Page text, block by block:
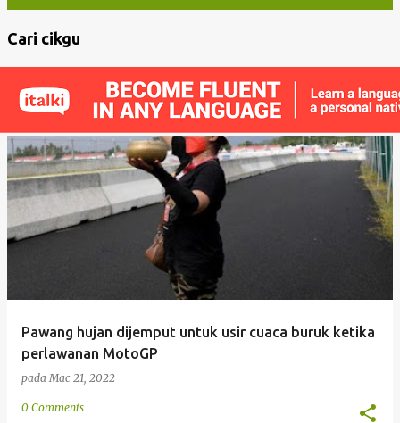
a
t
a
n
Cari cikgu
Pawang hujan dijemput untuk usir cuaca buruk ketika
perlawanan MotoGP
padaMac 21, 2022
0 Comments